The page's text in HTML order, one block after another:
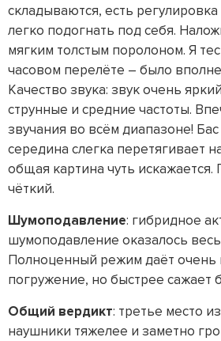
складываются, есть
легко подогнать под себя.
мягким толстым поролоном. Я
часовом перелёте – было
Качество звука: звук очень
струнные и средние частоты.
звучания во всём диапазоне!
середина слегка перетягивает
общая картина чуть искажается.
чёткий.
Шумоподавление: гибридное
шумоподавление оказалось
Полноценный режим даёт очень
погружение, но быстрее сажает
Общий вердикт: третье место
наушники тяжелее и заметно